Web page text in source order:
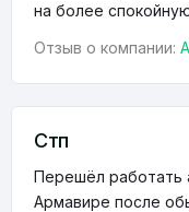
на более
Отзыв о компании:
Стп
Перешёл работать
Армавире после